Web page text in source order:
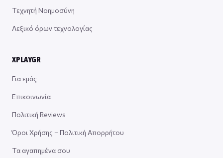
Τεχνητή Νοημοσύνη
Λεξικό όρων τεχνολογίας
XPLAYGR
Για εμάς
Επικοινωνία
Πολιτική Reviews
Όροι Χρήσης – Πολιτική Απορρήτου
Τα αγαπημένα σου